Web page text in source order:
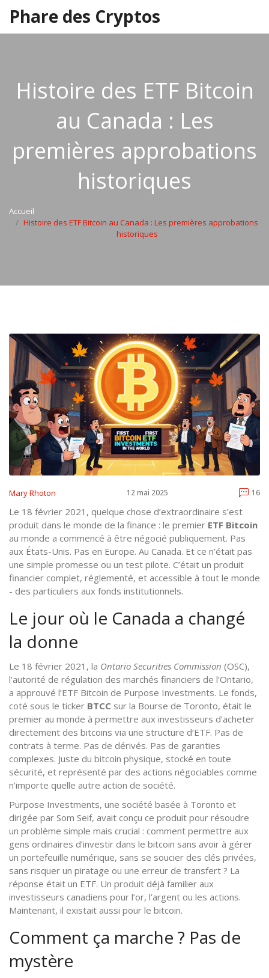
Phare des Cryptos
Histoire des ETF Bitcoin
au Canada : Les
premières approbations
historiques
Accueil
Histoire des ETF Bitcoin au Canada : Les premières approbations
historiques
Mary Rhoton 12 mai 2025 16
Le 18 février 2021, quelque chose d’extraordinaire s’est
produit dans le monde de la finance : le premier ETF Bitcoin
au monde a commencé à être négocié publiquement. Pas
aux États-Unis. Pas en Europe. Au Canada. Et ce n’était pas
une simple promesse ou un test pilote. C’était un produit
financier complet, réglementé, et accessible à tout le monde
- des particuliers aux fonds institutionnels.
Le jour où le Canada a changé
la donne
Le 18 février 2021, la Ontario Securities Commission (OSC),
l’autorité de régulation des marchés financiers de l’Ontario,
a approuvé l’ETF Bitcoin de Purpose Investments. Le fonds,
coté sous le ticker BTCC sur la Bourse de Toronto, était le
premier au monde à permettre aux investisseurs d’acheter
directement des bitcoins via une structure d’ETF. Pas de
contrats à terme. Pas de dérivés. Pas de garanties
complexes. Juste du bitcoin physique, stocké en toute
sécurité, et représenté par des actions négociables comme
n’importe quelle autre action de société.
Purpose Investments, une société basée à Toronto et
dirigée par Som Seif, avait conçu ce produit pour résoudre
un problème simple mais crucial : comment permettre aux
gens ordinaires d’investir dans le bitcoin sans avoir à gérer
un portefeuille numérique, sans se soucier des clés privées,
sans risquer un piratage ou une erreur de transfert ? La
réponse était un ETF. Un produit déjà familier aux
investisseurs canadiens pour l’or, l’argent ou les actions.
Maintenant, il existait aussi pour le bitcoin.
Comment ça marche ? Pas de
mystère